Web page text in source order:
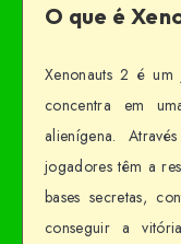
O que é
Xenonauts 2 é
concentra em
alienígena.
jogadores têm a
bases secretas,
conseguir a